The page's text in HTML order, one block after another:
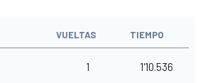
VUELTAS TIEMPO
1 1'10.536